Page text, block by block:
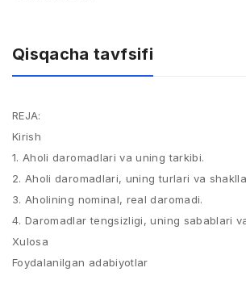
Qisqacha tavfsifi
REJA:
Kirish
1. Aholi daromadlari va uning tarkibi.
2. Aholi daromadlari, uning turlari va
3. Aholining nominal, real daromadi.
4. Daromadlar tengsizligi, uning sabablari
Xulosa
Foydalanilgan adabiyotlar